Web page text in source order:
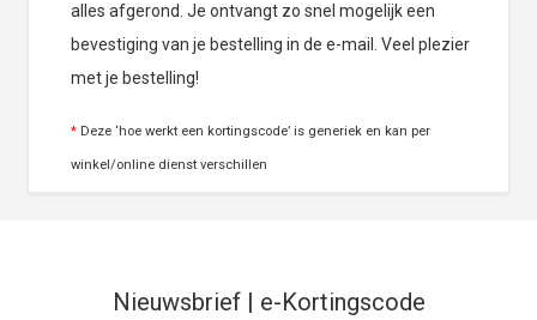
alles afgerond. Je ontvangt zo snel mogelijk een
bevestiging van je bestelling in de e-mail. Veel plezier
met je bestelling!
* Deze ‘hoe werkt een kortingscode’ is generiek en kan per
winkel/online dienst verschillen
Nieuwsbrief | e-Kortingscode